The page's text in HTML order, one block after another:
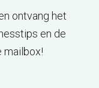
ontvang het
en de
mailbox!